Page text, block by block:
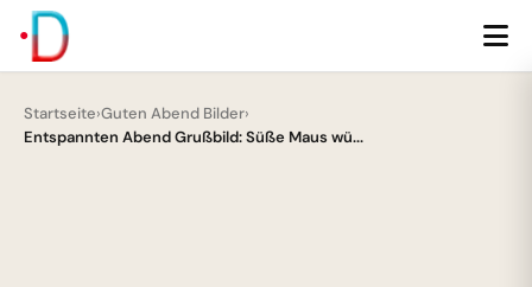
Startseite›Guten Abend Bilder›
Entspannten Abend Grußbild: Süße Maus wü...